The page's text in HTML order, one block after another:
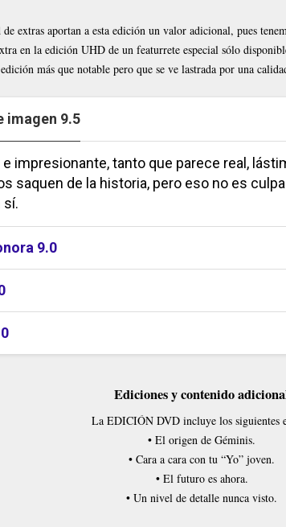
extras aportan a esta edición un valor adicional, pues
en la edición UHD de un featurrete especial sólo
más que notable pero que se ve lastrada por una
imagen 9.5
impresionante, tanto que parece real,
saquen de la historia, pero eso no es
sí.
9.0
Ediciones y contenido
La EDICIÓN DVD incluye los siguientes
• El origen de Géminis.
• Cara a cara con tu “Yo” joven.
• El futuro es ahora.
• Un nivel de detalle nunca visto.